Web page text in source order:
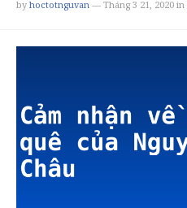
by hoctotnguvan — Tháng 3 21, 2020 in